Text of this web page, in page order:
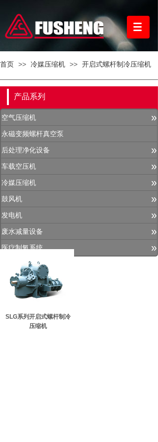
首页 >> 冷媒压缩机 >> 开启式螺杆制冷压缩机
产品系列
空气压缩机 »
永磁变频螺杆真空泵
后处理净化设备 »
车载空压机 »
冷媒压缩机 »
鼓风机 »
发电机 »
废水减量设备 »
医疗制氧系统 »
SLG系列开启式螺杆制冷
压缩机